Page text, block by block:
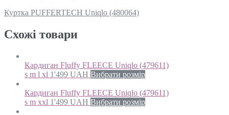
Куртка PUFFERTECH Uniqlo (480064)
Схожi товари
Кардиган Fluffy FLEECE Uniqlo (479611)
s m l xl 1'499 UAH Вибрати розмір
Кардиган Fluffy FLEECE Uniqlo (479611)
s m xxl 1'499 UAH Вибрати розмір